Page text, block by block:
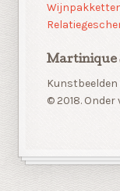
Martinique
© 2018.